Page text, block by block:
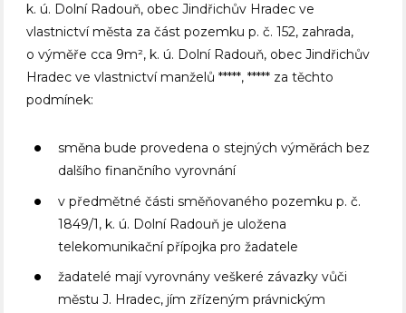
k. ú. Dolní Radouň, obec Jindřichův Hradec ve
vlastnictví města za část pozemku p. č. 152, zahrada,
o výměře cca 9m², k. ú. Dolní Radouň, obec Jindřichův
Hradec ve vlastnictví manželů *****, ***** za těchto
podmínek:
směna bude provedena o stejných výměrách bez
dalšího finančního vyrovnání
v předmětné části směňovaného pozemku p. č.
1849/1, k. ú. Dolní Radouň je uložena
telekomunikační přípojka pro žadatele
žadatelé mají vyrovnány veškeré závazky vůči
městu J. Hradec, jím zřízeným právnickým